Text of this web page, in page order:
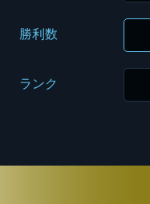
勝利数
ランク